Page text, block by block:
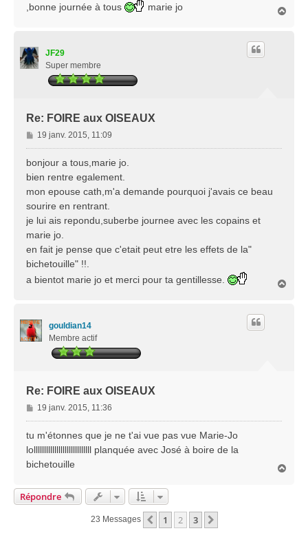
,bonne journée à tous
marie jo
JF29
Super membre
Re: FOIRE aux OISEAUX
M
e
a
g
e
19 janv. 2015, 11:09
bonjour a tous,marie jo.
bien rentre egalement.
mon epouse cath,m'a demande pourquoi j'avais ce beau
sourire en rentrant.
je lui ais repondu,suberbe journee avec les copains et
marie jo.
en fait je pense que c'etait peut etre les effets de la"
bichetouille" !!.
a bientot marie jo et merci pour ta gentillesse.
gouldian14
Membre actif
Re: FOIRE aux OISEAUX
M
e
a
g
19 janv. 2015, 11:36
tu m'étonnes que je ne t'ai vue pas vue Marie-Jo
lollllllllllllllllllllllllllll planquée avec José à boire de la
bichetouille
Répondre
23 Messages Précédente
1 2 3